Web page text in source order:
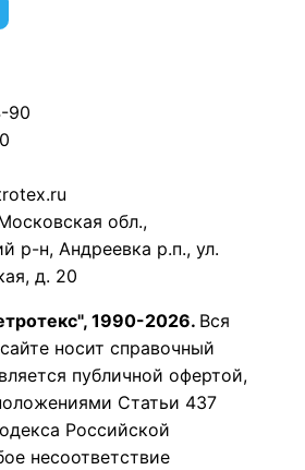
90
обл.,
р-н, Андреевка р.п., ул.
д. 20
1990-2026. Вся
носит справочный
публичной офертой,
Статьи 437
Российской
несоответствие